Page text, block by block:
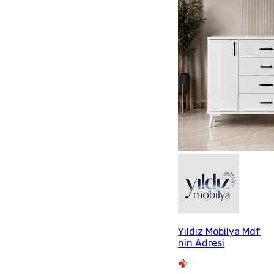
Yıldız Mobilya Mdf
nin Adresi